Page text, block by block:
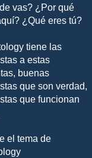
Qué
Los
vas? ¿Por qué
¿Qué eres tú?
tiene las
a estas
buenas
que son verdad,
que funcionan
el tema de